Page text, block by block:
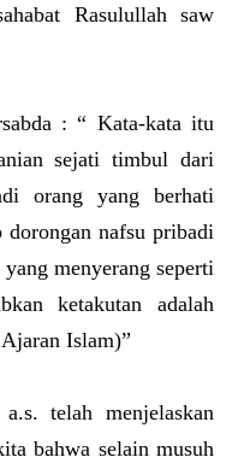
Rasulullah saw
: “ Kata-kata itu
sejati timbul dari
orang yang berhati
dorongan nafsu pribadi
menyerang seperti
ketakutan adalah
Islam)”
telah menjelaskan
bahwa selain musuh